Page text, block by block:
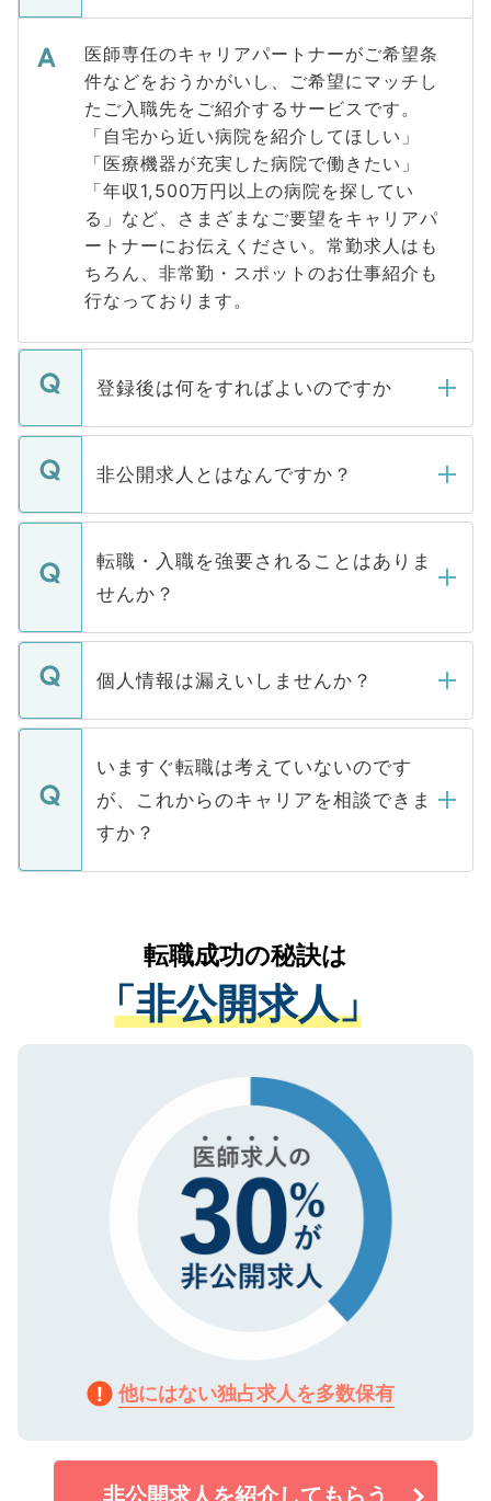
医師専任のキャリアパートナーがご希望条
件などをおうかがいし、ご希望にマッチし
たご入職先をご紹介するサービスです。
「自宅から近い病院を紹介してほしい」
「医療機器が充実した病院で働きたい」
「年収1,500万円以上の病院を探してい
る」など、さまざまなご要望をキャリアパ
ートナーにお伝えください。常勤求人はも
ちろん、非常勤・スポットのお仕事紹介も
行なっております。
登録後は何をすればよいのですか
ご登録いただきましたら、弊社担当者がご
登録内容を確認し、その後メールもしくは
ます。通常、5営業日以内にはご連絡をせて
いただきますので、しばらくお待ちくださ
非公開求人とはなんですか？
マイナビDOCTORで取り扱っている求人の
うち約3割は、Webサイトからご覧いただ
けない「非公開求人」です。非公開求人は
下記の理由によって、一般には公開してい
ません。
■応募殺到を避けるため 人気のある医療機
関を公にしてしまうと、応募が殺到する場
に、医療機関が求める条件に合った人材の
みを人材紹介会社に依頼するケースが増え
ています。
転職・入職を強要されることはありま
せんか？
転職・入職を強要することは一切ありませ
ん。また、仮に応募先から内定をいただい
定を承諾する必要はありません。内定先へ
の辞退の連絡はキャリアパートナーが行い
個人情報は漏えいしませんか？
個人情報が漏えいすることはありませんの
で、ご安心ください。当サイトからの登録
などで収集したご登録者様の個人情報は、
ご本人のキャリアアップおよび転職活動の
支援を目的に使用いたします。お預かりし
ているすべての個人データはご本人の許可
は、個人情報の取り扱いについての厳密な
管理基準を満たした事業者のみに付与され
る、プライバシーマークを取得済みです。
で、機密保持に関してもご安心ください。
いますぐ転職は考えていないのです
が、これからのキャリアを相談できま
すか？
かがいして、現在の医療機関の状況や紹介
経験をまじえながら、適切なアドバイスを
させていただきます。すぐにご転職をされ
ない方には、長期的なサポートが可能です
ので、まずはご登録ください。
転職成功の秘訣は
「非公開求人」
他にはない独占求人を多数保有
非公開求人を紹介してもらう